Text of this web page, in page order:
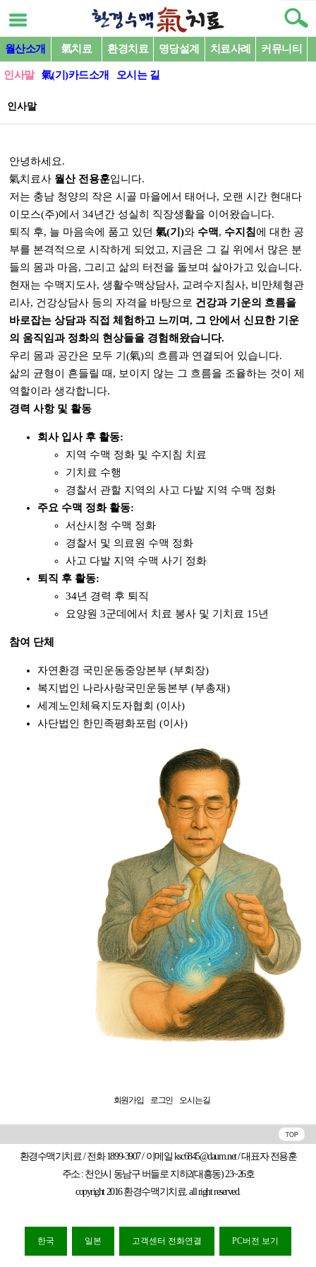
월산소개 氣치료 환경치료 명당설계 치료사례 커뮤니티
인사말 氣(기)카드소개 오시는 길
인사말
안녕하세요.
氣치료사 월산 전용훈입니다.
저는 충남 청양의 작은 시골 마을에서 태어나, 오랜 시간 현대다
이모스(주)에서 34년간 성실히 직장생활을 이어왔습니다.
퇴직 후, 늘 마음속에 품고 있던氣(기)와 수맥, 수지침에 대한 공
부를 본격적으로 시작하게 되었고, 지금은 그 길 위에서 많은 분
들의 몸과 마음, 그리고 삶의 터전을 돌보며 살아가고 있습니다.
현재는 수맥지도사, 생활수맥상담사, 교려수지침사, 비만체형관
리사, 건강상담사 등의 자격을 바탕으로 건강과 기운의 흐름을
바로잡는 상담과 직접 체험하고 느끼며, 그 안에서신묘한 기운
의 움직임과 정화의 현상들을 경험해왔습니다.
우리 몸과 공간은 모두 기(氣)의 흐름과 연결되어 있습니다.
삶의 균형이 흔들릴 때, 보이지 않는 그 흐름을 조율하는 것이 제
역할이라 생각합니다.
경력 사항 및 활동
회사 입사 후 활동:
지역 수맥 정화 및 수지침 치료​
기치료 수행
경찰서 관할 지역의 사고 다발 지역 수맥 정화
주요 수맥 정화 활동:
서산시청 수맥 정화
경찰서 및 의료원 수맥 정화
사고 다발 지역 수맥 사기 정화
퇴직 후 활동:
34년 경력 후 퇴직
요양원 3군데에서 치료 봉사 및 기치료 15년
참여 단체
자연환경 국민운동중앙본부 (부회장)
복지법인 나라사랑국민운동본부 (부총재)
세계노인체육지도자협회 (이사)
사단법인 한민족평화포럼 (이사)
회원가입 로그인 오시는길
환경수맥기치료 / 전화 1899-3907 / 이메일 ksc6845@daum.net / 대표자 전용훈
주소 : 천안시 동남구 버들로 지하2(대흥동) 23~26호
copyright 2016 환경수맥기치료. all right reserved.
한국 일본 고객센터 전화연결 PC버전 보기